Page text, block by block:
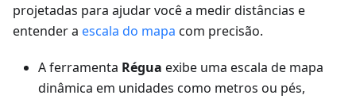
projetadas para ajudar você a medir distâncias e
entender a escala do mapa com precisão.
A ferramenta Régua exibe uma escala de mapa
dinâmica em unidades como metros ou pés,